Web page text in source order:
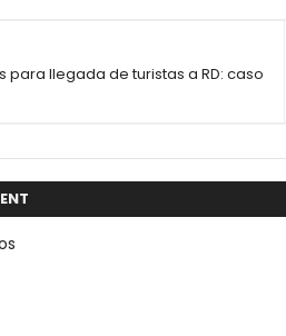
para llegada de turistas a RD: caso